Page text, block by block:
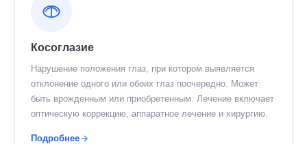
Косоглазие
Нарушение положения глаз, при котором выявляется
отклонение одного или обоих глаз поочередно. Может
быть врожденным или приобретенным. Лечение включает
оптическую коррекцию, аппаратное лечение и хирургию.
Подробнее